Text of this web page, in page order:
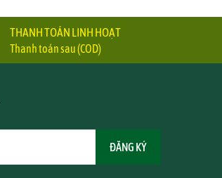
THANH TOÁN LINH HOẠT
Thanh toán sau (COD)